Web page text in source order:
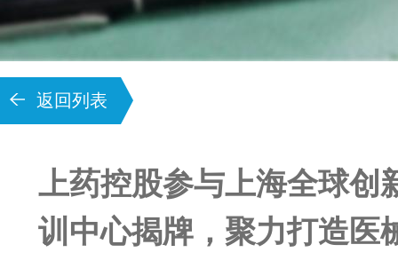
返回列表
上药控股参与上海全球创
训中心揭牌，聚力打造医